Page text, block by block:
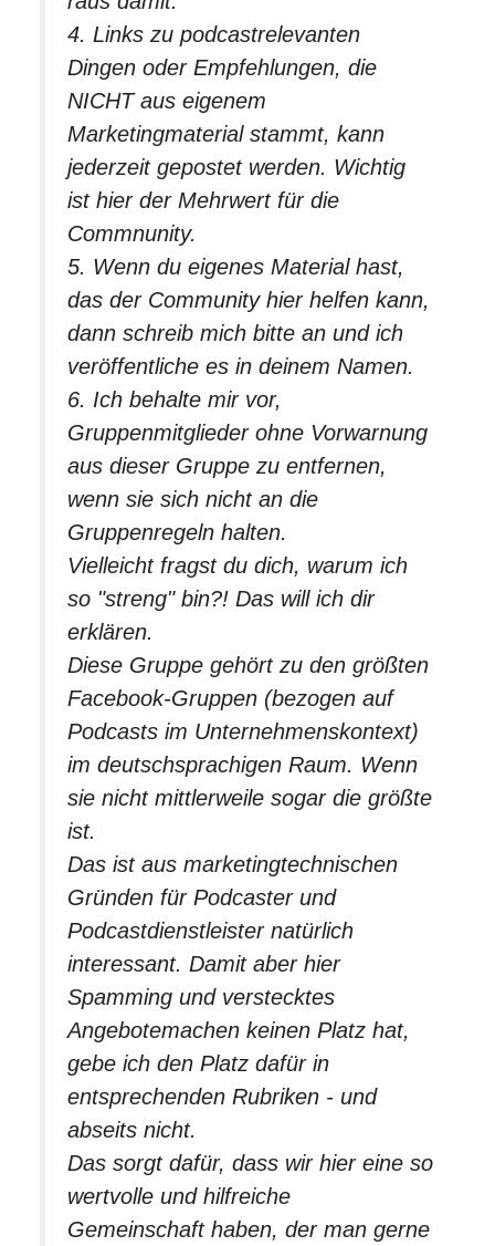
4. Links zu podcastrelevanten
Dingen oder Empfehlungen, die
NICHT aus eigenem
Marketingmaterial stammt, kann
jederzeit gepostet werden. Wichtig
ist hier der Mehrwert für die
Commnunity.
5. Wenn du eigenes Material hast,
das der Community hier helfen kann,
dann schreib mich bitte an und ich
veröffentliche es in deinem Namen.
6. Ich behalte mir vor,
Gruppenmitglieder ohne Vorwarnung
aus dieser Gruppe zu entfernen,
wenn sie sich nicht an die
Gruppenregeln halten.
Vielleicht fragst du dich, warum ich
so "streng" bin?! Das will ich dir
erklären.
Diese Gruppe gehört zu den größten
Facebook-Gruppen (bezogen auf
Podcasts im Unternehmenskontext)
im deutschsprachigen Raum. Wenn
sie nicht mittlerweile sogar die größte
ist.
Das ist aus marketingtechnischen
Gründen für Podcaster und
Podcastdienstleister natürlich
interessant. Damit aber hier
Spamming und verstecktes
Angebotemachen keinen Platz hat,
gebe ich den Platz dafür in
entsprechenden Rubriken - und
abseits nicht.
Das sorgt dafür, dass wir hier eine so
wertvolle und hilfreiche
Gemeinschaft haben, der man gerne